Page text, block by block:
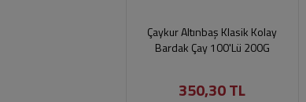
Çaykur Altınbaş Klasik Kolay
Bardak Çay 100'Lü 200G
350,30 TL